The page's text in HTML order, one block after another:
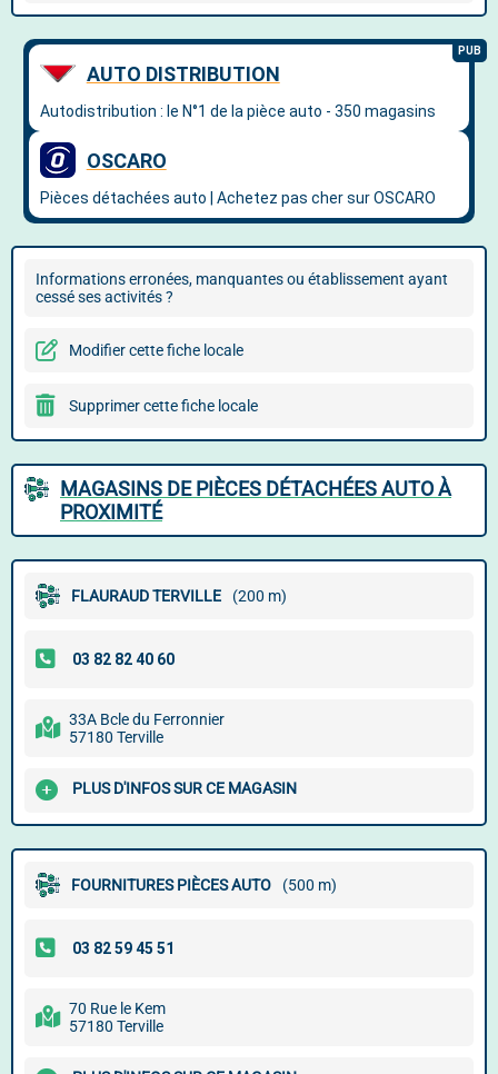
Informations erronées, manquantes ou établissement ayant
cessé ses activités ?
Modifier cette fiche locale
Supprimer cette fiche locale
MAGASINS DE PIÈCES DÉTACHÉES AUTO À
PROXIMITÉ
FLAURAUD TERVILLE (200 m)
33A Bcle du Ferronnier
57180 Terville
PLUS D'INFOS SUR CE MAGASIN
FOURNITURES PIÈCES AUTO (500 m)
70 Rue le Kem
57180 Terville